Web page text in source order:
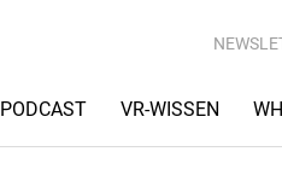
PODCAST VR-WISSEN